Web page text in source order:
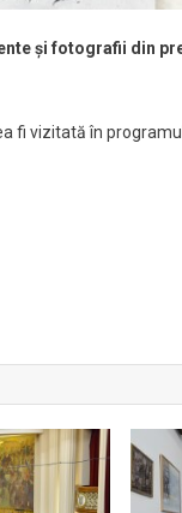
și fotografii din
fi vizitată în